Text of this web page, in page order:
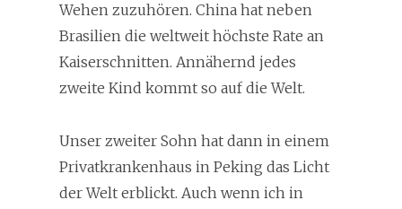
Wehen zuzuhören. China hat neben
Brasilien die weltweit höchste Rate an
Kaiserschnitten. Annähernd jedes
zweite Kind kommt so auf die Welt.
Unser zweiter Sohn hat dann in einem
Privatkrankenhaus in Peking das Licht
der Welt erblickt. Auch wenn ich in